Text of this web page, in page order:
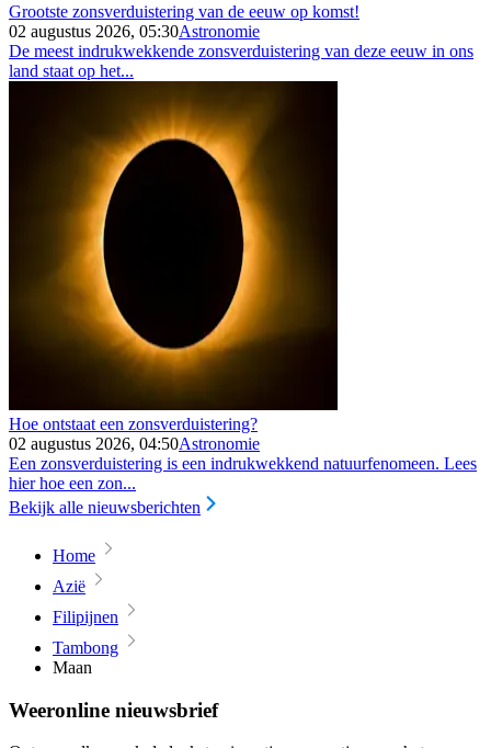
Grootste zonsverduistering van de eeuw op komst!
02 augustus 2026, 05:30Astronomie
De meest indrukwekkende zonsverduistering van deze eeuw in ons
land staat op het...
Hoe ontstaat een zonsverduistering?
02 augustus 2026, 04:50Astronomie
Een zonsverduistering is een indrukwekkend natuurfenomeen. Lees
hier hoe een zon...
Bekijk alle nieuwsberichten
Home
Azië
Filipijnen
Tambong
Maan
Weeronline nieuwsbrief